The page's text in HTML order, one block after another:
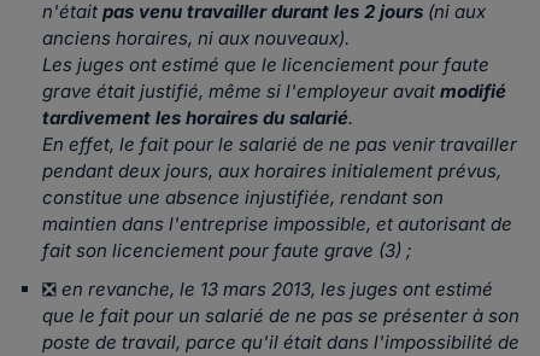
n'était pas venu travailler durant les 2 jours (ni aux
anciens horaires, ni aux nouveaux).
Les juges ont estimé que le licenciement pour faute
grave était justifié, même si l'employeur avait modifié
tardivement les horaires du salarié.
En effet, le fait pour le salarié de ne pas venir travailler
pendant deux jours, aux horaires initialement prévus,
constitue une absence injustifiée, rendant son
maintien dans l'entreprise impossible, et autorisant de
fait son licenciement pour faute grave (3) ;
❎ en revanche, le 13 mars 2013, les juges ont estimé
que le fait pour un salarié de ne pas se présenter à son
poste de travail, parce qu'il était dans l'impossibilité de